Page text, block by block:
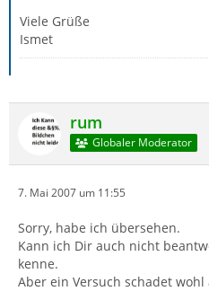
Viele Grüße
Ismet
rum
Globaler Moderator
7. Mai 2007 um 11:55
Sorry, habe ich übersehen.
Kann ich Dir auch nicht
kenne.
Aber ein Versuch schadet